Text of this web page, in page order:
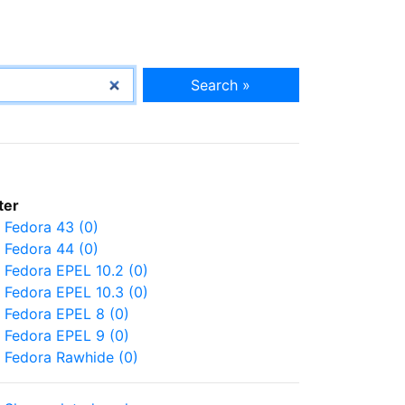
Search »
Fedora 43 (0)
Fedora 44 (0)
Fedora EPEL 10.2 (0)
Fedora EPEL 10.3 (0)
Fedora EPEL 8 (0)
Fedora EPEL 9 (0)
Fedora Rawhide (0)